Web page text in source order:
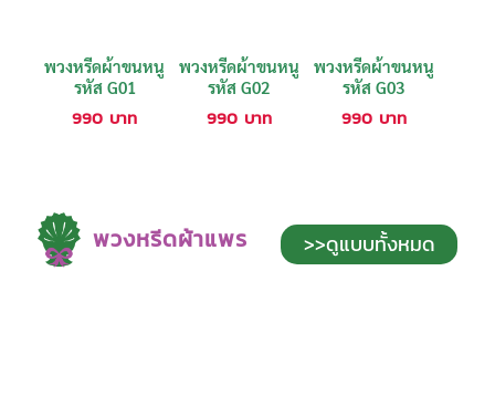
พวงหรีดผ้าขนหนู
รหัส G01
990 บาท
พวงหรีดผ้าขนหนู
รหัส G02
990 บาท
พวงหรีดผ้าขนหนู
รหัส G03
990 บาท
พวงหรีดผ้าแพร >>ดูแบบทั้งหมด